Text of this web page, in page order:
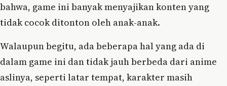
bahwa, game ini banyak menyajikan konten yang
tidak cocok ditonton oleh anak-anak.
Walaupun begitu, ada beberapa hal yang ada di
dalam game ini dan tidak jauh berbeda dari anime
aslinya, seperti latar tempat, karakter masih